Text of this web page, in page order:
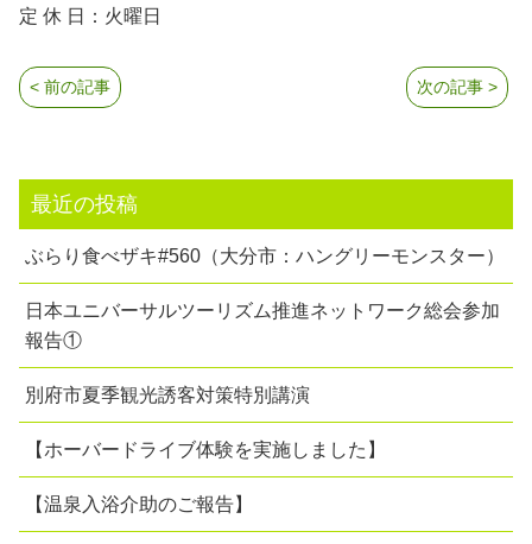
定 休 日：火曜日
次の記事 >
< 前の記事
最近の投稿
ぶらり食べザキ#560（大分市：ハングリーモンスター）
日本ユニバーサルツーリズム推進ネットワーク総会参加
報告①
別府市夏季観光誘客対策特別講演
【ホーバードライブ体験を実施しました】
【温泉入浴介助のご報告】